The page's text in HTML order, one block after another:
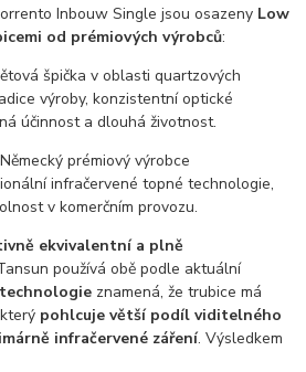
Inbouw Single jsou osazeny Low
od prémiových výrobců:
špička v oblasti quartzových
výroby, konzistentní optické
účinnost a dlouhá životnost.
Německý prémiový výrobce
infračervené topné technologie,
v komerčním provozu.
ekvivalentní a plně
používá obě podle aktuální
znamená, že trubice má
pohlcuje větší podíl viditelného
infračervené záření. Výsledkem